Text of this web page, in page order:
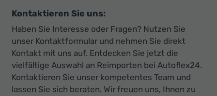
Kontaktieren Sie uns:
Haben Sie Interesse oder Fragen? Nutzen Sie
unser Kontaktformular und nehmen Sie direkt
Kontakt mit uns auf. Entdecken Sie jetzt die
vielfältige Auswahl an Reimporten bei Autoflex24.
Kontaktieren Sie unser kompetentes Team und
lassen Sie sich beraten. Wir freuen uns, Ihnen zu